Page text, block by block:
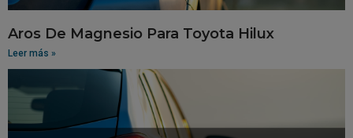
Aros De Magnesio Para Toyota Hilux
Leer más »